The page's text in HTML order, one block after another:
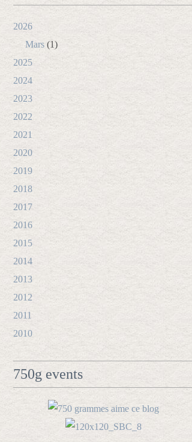
2026
Mars (1)
2025
2024
2023
2022
2021
2020
2019
2018
2017
2016
2015
2014
2013
2012
2011
2010
750g events